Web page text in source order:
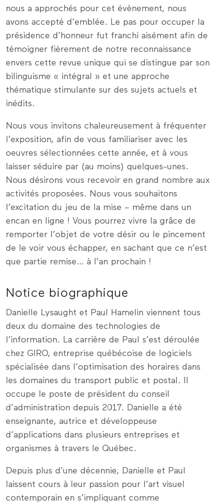
nous a approchés pour cet évènement, nous
avons accepté d’emblée. Le pas pour occuper la
présidence d’honneur fut franchi aisément afin de
témoigner fièrement de notre reconnaissance
envers cette revue unique qui se distingue par son
bilinguisme « intégral » et une approche
thématique stimulante sur des sujets actuels et
inédits.
Nous vous invitons chaleureusement à fréquenter
l’exposition, afin de vous familiariser avec les
oeuvres sélectionnées cette année, et à vous
laisser séduire par (au moins) quelques-unes.
Nous désirons vous recevoir en grand nombre aux
activités proposées. Nous vous souhaitons
l’excitation du jeu de la mise – même dans un
encan en ligne ! Vous pourrez vivre la grâce de
remporter l’objet de votre désir ou le pincement
de le voir vous échapper, en sachant que ce n’est
que partie remise… à l’an prochain !
Notice biographique
Danielle Lysaught et Paul Hamelin viennent tous
deux du domaine des technologies de
l’information. La carrière de Paul s’est déroulée
chez GIRO, entreprise québécoise de logiciels
spécialisée dans l’optimisation des horaires dans
les domaines du transport public et postal. Il
occupe le poste de président du conseil
d’administration depuis 2017. Danielle a été
enseignante, autrice et développeuse
d’applications dans plusieurs entreprises et
organismes à travers le Québec.
Depuis plus d’une décennie, Danielle et Paul
laissent cours à leur passion pour l’art visuel
contemporain en s’impliquant comme